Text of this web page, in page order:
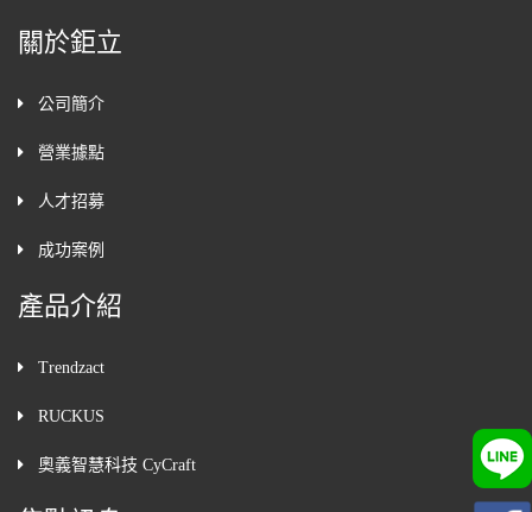
關於鉅立
公司簡介
營業據點
人才招募
成功案例
產品介紹
Trendzact
RUCKUS
奧義智慧科技 CyCraft